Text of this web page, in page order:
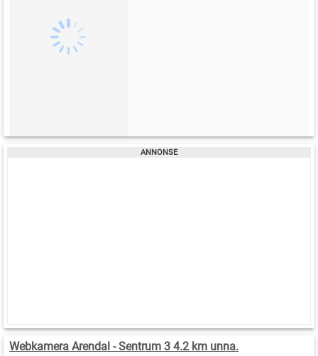
Webkamera Arendal - Sentrum 3 4.2 km unna.